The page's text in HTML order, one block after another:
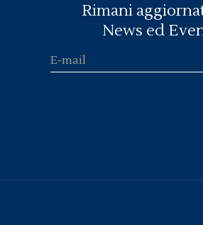
Rimani
News ed